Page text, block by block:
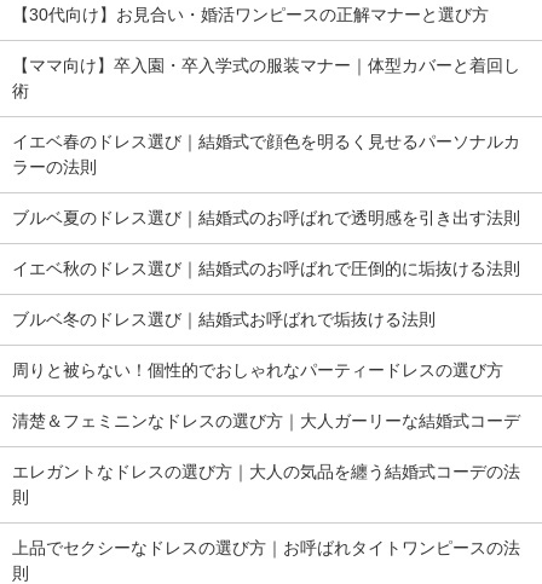
【30代向け】お見合い・婚活ワンピースの正解マナーと選び方
【ママ向け】卒入園・卒入学式の服装マナー｜体型カバーと着回し
術
イエベ春のドレス選び｜結婚式で顔色を明るく見せるパーソナルカ
ラーの法則
ブルベ夏のドレス選び｜結婚式のお呼ばれで透明感を引き出す法則
イエベ秋のドレス選び｜結婚式のお呼ばれで圧倒的に垢抜ける法則
ブルベ冬のドレス選び｜結婚式お呼ばれで垢抜ける法則
周りと被らない！個性的でおしゃれなパーティードレスの選び方
清楚＆フェミニンなドレスの選び方｜大人ガーリーな結婚式コーデ
エレガントなドレスの選び方｜大人の気品を纏う結婚式コーデの法
則
上品でセクシーなドレスの選び方｜お呼ばれタイトワンピースの法
則